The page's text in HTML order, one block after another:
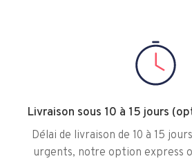
Livraison sous 10 à 15 jours
Délai de livraison de 10 à 15
urgents, notre option express